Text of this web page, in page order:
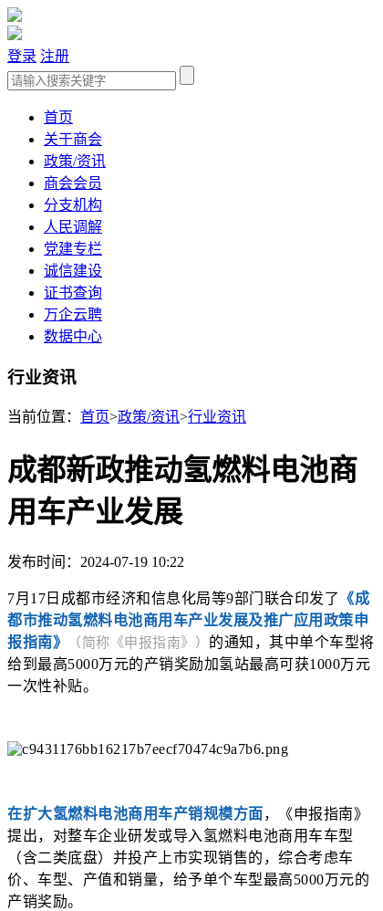
登录 注册
首页
关于商会
政策/资讯
商会会员
分支机构
人民调解
党建专栏
诚信建设
证书查询
万企云聘
数据中心
行业资讯
当前位置： 首页>政策/资讯>行业资讯
成都新政推动氢燃料电池商
用车产业发展
发布时间：2024-07-19 10:22
7月17日 成都市经济和信息化局等9部门 联合印发了 《成
都市推动氢燃料电池商用车产业发展及推广应用政策申
报指南》
（简称《申报指南》） 的通知， 其中单个车型将
给到 最高5000万元的产销奖励加氢站最高可获1000万元
一次性补贴。
在扩大氢燃料电池商用车产销规模方面，《申报指南》
提出，对整车企业研发或导入氢燃料电池商用车车型
（含二类底盘）并投产上市实现销售的，综合考虑车
价、车型、产值和销量，给予单个车型最高5000万元的
产销奖励。